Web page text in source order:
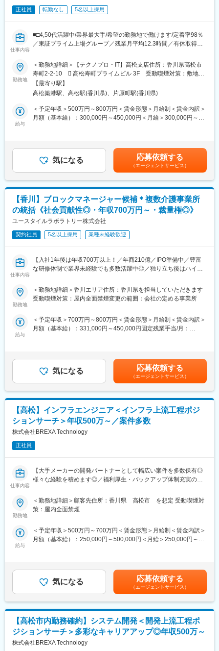
・フォークリフト ・クレーン技能 など多数
■仕事の醍醐味：
・インフラへ携わることへの責任感
・安定した職種、業界・国家資格の取得
変更の範囲：会社の定める業務
ます。条件を満たさない顧客に改善を要求もし、エンジニアの就
業環境の整備を徹底しています。
・取引先の働き方改革が進み、残業は月12.3hとなっており、短縮
傾向です。
・全国に拠点を設けており勤務地については比較的融通が利きや
すい環境です。全国転勤はなく、希望地での就業が可能です。
■評価制度／キャリアパスについて：
・キャリアプランシートをもとに、次のステップに進むにはどう
いったスキルが必要なのかを営業担当者や社内のアドバイザーと
面談し、計画的にキャリアアップ、スキルアップを目指すことが
・評価面談を1年に1度実施しており、目標に対する進捗度合いを
自己評価と面談で確認し、その評価をもとに昇給額などが決定し
ト、プロジェクト管理などにも挑戦することができる環境です。
正社員 転勤なし 5名以上採用
仕事内容
■□4,50代活躍中/業界最大手/希望の勤務地で働けます/定着率98％
／東証プライム上場グループ／残業月平均12.3時間／有休取得率
●上流から下流まで幅広い案件あり
●4,50代入社実績多数！リスキリングにも挑戦可能！
●「東証プライム上場グループ×高い有給取得率×平均残業時間
12.3時間」でWLBを実現
■職務内容：
業務系システム開発の全体プロセス（コンサルティング、設計、
幅広い為、多彩なプロジェクト案件を通じて、ご自身の希望に合
ったスキル構築・キャリアパスを実現させるチャンスがありま
・自社研修センターにて100科目以上の研修プログラムを用意し
ています。スキルアップのサポート体制が充実しています。
・全エンジニアに担当チームリーダーや担当営業が付き、希望と
現状のプロジェクトの合致度のチェック、残業時間をチェックし
ます。条件を満たさない顧客に改善を要求もし、エンジニアの就
業環境の整備を徹底しています。
・取引先の働き方改革が進み、残業は月12.3hとなっており、短縮
傾向です。
・全国に拠点を設けており勤務地については比較的融通が利きや
すい環境です。全国転勤はなく、希望地での就業が可能です。
■評価制度／キャリアパスについて：
・キャリアプランシートをもとに、次のステップに進むにはどう
面談し、計画的にキャリアアップ、スキルアップを目指すことが
可能です。
・構築や設計以上の案件も複数あるため、ご経験を積んでいくこ
とで上流工程に挑戦できたり、チームリーダーなどのマネジメン
ト、プロジェクト管理などにも挑戦することができる環境です。
勤務地
＜勤務地詳細＞【テクノプロ・IT】高松支店住所：香川県高松市
寿町2-2-10  高松寿町プライムビル 3F 受動喫煙対策：敷地内
全面禁煙変更の範囲：会社の定める事業所（リモートワーク含
む）
【最寄り駅】
高松築港駅、高松駅(香川県)、片原町駅(香川県)
給与
＜予定年収＞500万円～800万円＜賃金形態＞月給制＜賃金内訳＞
月額（基本給）：300,000円～450,000円＜月給＞300,000円～
り、選考を通じて上下する可能性があります。月給(月額)は固定手
当を含めた表記です。
気になる 応募依頼する
（エージェントサービス）
【香川】ブロックマネージャー候補＊複数介護事業所
の統括《社会貢献性◎・年収700万円～・裁量権◎》
ユースタイルラボラトリー株式会社
契約社員 5名以上採用 業種未経験歓迎
仕事内容
【入社1年後は年収700万以上！／年商210億／IPO準備中／豊富
な研修体制で業界未経験でも多数活躍中◎／独り立ち後はハイブ
重度障害のある方や高齢者の方等に医療的ケアサービスを行う訪
ジャー候補を募集します。
★下記インタビューをぜひご覧ください！
・部門の運営、売上管理
・営業活動
・サービス提供管理・保守
・ご利用者様やご家族へのヒアリング、サービス設計・立上げ
・ケアマネージャーや医療機関、福祉事業所、行政等との調整
・スタッフの採用・指導・育成
・各種プロジェクトへの参加
※担当エリアは選考時の希望を考慮の上、決定します。
す。
■入社～1カ月目
格取得。なお、資格取得のための費用は当社負担となります。
■1～3か月目
※研修終了後は現場業務は無くなるため日勤のみ
■3～6か月目
所運営を行います。※上司がメンターとなり手厚いサポートがござ
います。
■本配属後
・各事業所の課題や目的に合わせてマネジメント業務に専念頂き
ます。
※独り立ち後はリモート×出社も可
【キャリアパス（例）】
・医療介護スタッフ（2週間程度の基礎研修必要資格取得、現場業
勤務地
＜勤務地詳細＞香川エリア住所：香川県を担当していただきます
受動喫煙対策：屋内全面禁煙変更の範囲：会社の定める事業所
給与
＜予定年収＞700万円～800万円＜賃金形態＞月給制＜賃金内訳＞
月額（基本給）：331,000円～450,000円固定残業手当/月：
有■賞与：年2回※前職給与を考慮※経験・スキル・スタートポジシ
ョンにおいて異なる※評価により昇格・昇給あり※エリアにより地
域加算手当分が異なる※時間外手当は別途全額支給賃金はあくまで
も目安の金額であり、選考を通じて上下する可能性があります。
月給(月額)は固定手当を含めた表記です。
気になる 応募依頼する
（エージェントサービス）
【高松】インフラエンジニア＜インフラ上流工程ポジ
ションサーチ＞年収500万～／案件多数
株式会社BREXA Technology
正社員
仕事内容
【大手メーカーの開発パートナーとして幅広い案件を多数保有◎
様々な経験を積めます◎／福利厚生・バックアップ体制充実の中
■業務内容：
■業務詳細：
【プロジェクト例】
・電力系企業向け、オープン系ネットワーク設計・構築・運用
・大手製造業でのクラウドサーバの運用改善～運用設計・セキュ
リティ製品導入に伴う検証・構築
・金融システムの業務サーバの設計・構築（Linux）
・大手電力会社システムリプレイス・インフラ・ミドルウェアの
設計構築～テスト・システム移行
・生命保険会社・プラン追加・追加システムに伴うインフラ設計
勤務地
＜勤務地詳細＞顧客先住所：香川県 高松市 を想定 受動喫煙対
策：屋内全面禁煙
給与
＜予定年収＞500万円～700万円＜賃金形態＞月給制＜賃金内訳＞
月額（基本給）：250,000円～500,000円＜月給＞250,000円～
考を通じて上下する可能性があります。月給(月額)は固定手当を含
めた表記です。
気になる 応募依頼する
（エージェントサービス）
【高松市内勤務確約】システム開発＜開発上流工程ポ
ジションサーチ＞多彩なキャリアアップ◎年収500万～
株式会社BREXA Technology